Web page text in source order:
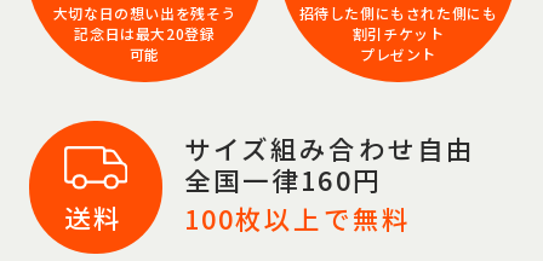
大切な日の想い出を残そう
記念日は最大20登録
可能
招待した側にもされた側にも
割引チケット
プレゼント
送料
サイズ組み合わせ自由
全国一律160円
100枚以上で無料